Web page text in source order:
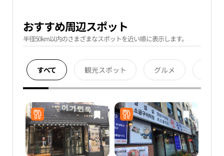
おすすめ周辺スポット
半径50km以内のさまざまなスポットを近い順に表示します。
すべて 観光スポット グルメ